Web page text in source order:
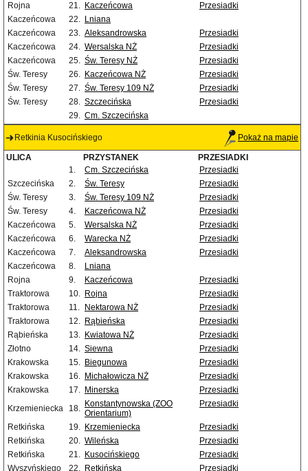
Rojna
21. Kaczeńcowa
Przesiadki
Kaczeńcowa
22. Lniana
Kaczeńcowa
23. Aleksandrowska
Przesiadki
Kaczeńcowa
24. Wersalska NŻ
Przesiadki
Kaczeńcowa
25. Św. Teresy NŻ
Przesiadki
Św. Teresy
26. Kaczeńcowa NŻ
Przesiadki
Św. Teresy
27. Św. Teresy 109 NŻ
Przesiadki
Św. Teresy
28. Szczecińska
Przesiadki
29. Cm. Szczecińska
Retkinia Kusocińskiego Pokaż na mapie
ULICA PRZYSTANEK
PRZESIADKI
1.
Cm. Szczecińska
Przesiadki
Szczecińska
2. Św. Teresy
Przesiadki
Św. Teresy
3. Św. Teresy 109 NŻ
Przesiadki
Św. Teresy
4. Kaczeńcowa NŻ
Przesiadki
Kaczeńcowa
5. Wersalska NŻ
Przesiadki
Kaczeńcowa
6. Warecka NŻ
Przesiadki
Kaczeńcowa
7. Aleksandrowska
Przesiadki
Kaczeńcowa
8.
Lniana
Rojna
9. Kaczeńcowa
Przesiadki
Traktorowa
10. Rojna
Przesiadki
Traktorowa
11. Nektarowa NŻ
Przesiadki
Traktorowa
12. Rąbieńska
Przesiadki
Rąbieńska
13. Kwiatowa NŻ
Przesiadki
Złotno
14. Siewna
Przesiadki
Krakowska
15. Biegunowa
Przesiadki
Krakowska
16. Michałowicza NŻ
Przesiadki
Krakowska
17. Minerska
Przesiadki
Krzemieniecka
18. Konstantynowska (ZOO
Orientarium)
Przesiadki
Retkińska 19. Krzemieniecka
Przesiadki
Retkińska
20. Wileńska
Przesiadki
Retkińska
21. Kusocińskiego
Przesiadki
Wyszyńskiego
22. Retkińska Przesiadki